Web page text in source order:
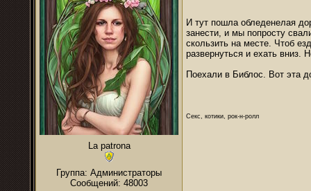
La patrona
Группа: Администраторы
Сообщений: 48003
И тут пошла обледенелая
занести, и мы попросту
скользить на месте. Чтоб
развернуться и ехать
Поехали в Библос. Вот эта
Секс, котики, рок-н-ролл